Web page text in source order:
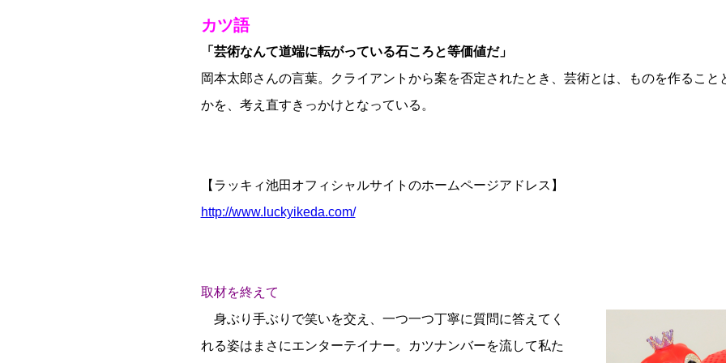
カツ語
「芸術なんて道端に転がっている石ころと等価値だ」
岡本太郎さんの言葉。クライアントから案を否定されたとき、芸術とは、ものを作ること
かを、考え直すきっかけとなっている。
【ラッキィ池田オフィシャルサイトのホームページアドレス】
http://www.luckyikeda.com/
取材を終えて
身ぶり手ぶりで笑いを交え、一つ一つ丁寧に質問に答えてく
れる姿はまさにエンターテイナー。カツナンバーを流して私た